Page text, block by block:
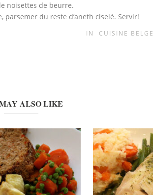
noisettes de beurre.
du reste d’aneth ciselé. Servir!
IN CUISINE BELGE
ALSO LIKE